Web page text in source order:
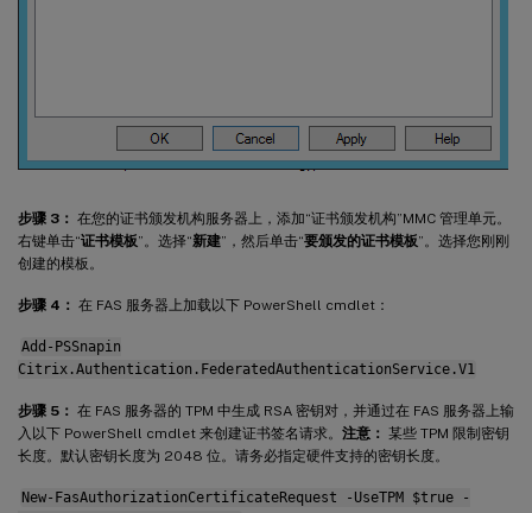
步骤 3： 在您的证书颁发机构服务器上，添加“证书颁发机构”MMC 管理单元。
右键单击“证书模板”。选择“新建”，然后单击“要颁发的证书模板”。选择您刚刚
创建的模板。
步骤 4： 在 FAS 服务器上加载以下 PowerShell cmdlet：
Add-PSSnapin
Citrix.Authentication.FederatedAuthenticationService.V1
步骤 5： 在 FAS 服务器的 TPM 中生成 RSA 密钥对，并通过在 FAS 服务器上输
入以下 PowerShell cmdlet 来创建证书签名请求。 注意： 某些 TPM 限制密钥
长度。默认密钥长度为 2048 位。请务必指定硬件支持的密钥长度。
New-FasAuthorizationCertificateRequest -UseTPM $true -